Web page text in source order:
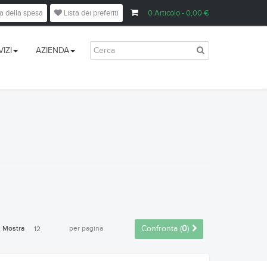
0Articolo- 0,00 €
della spesa Lista dei preferiti
AZIENDA
Mostra 12 per pagina Confronta (0)